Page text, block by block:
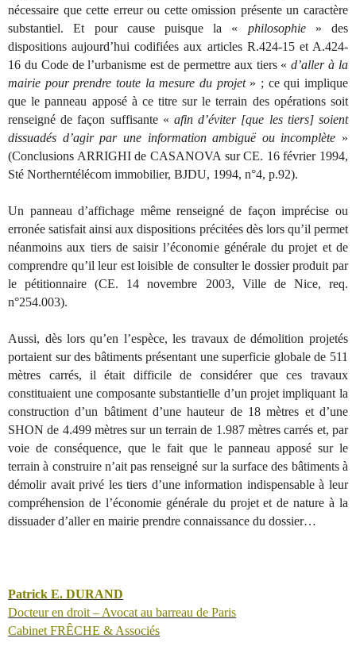
nécessaire que cette erreur ou cette omission présente un caractère
substantiel. Et pour cause puisque la « philosophie» des
dispositions aujourd’hui codifiées aux articles R.424-15 et A.424-
16 du Code de l’urbanisme est de permettre aux tiers «d’aller à la
mairie pour prendre toute la mesure du projet » ; ce qui implique
que le panneau apposé à ce titre sur le terrain des opérations soit
renseigné de façon suffisante « afin d’éviter [que les tiers] soient
dissuadés d’agir par une information ambiguë ou incomplète »
(Conclusions ARRIGHI de CASANOVA sur CE. 16 février 1994,
Sté Northerntélécom immobilier, BJDU, 1994, n°4, p.92).
Un panneau d’affichage même renseigné de façon imprécise ou
erronée satisfait ainsi aux dispositions précitées dès lors qu’il permet
néanmoins aux tiers de saisir l’économie générale du projet et de
comprendre qu’il leur est loisible de consulter le dossier produit par
le pétitionnaire (CE. 14 novembre 2003, Ville de Nice, req.
n°254.003).
Aussi, dès lors qu’en l’espèce, les travaux de démolition projetés
portaient sur des bâtiments présentant une superficie globale de 511
mètres carrés, il était difficile de considérer que ces travaux
constituaient une composante substantielle d’un projet impliquant la
construction d’un bâtiment d’une hauteur de 18 mètres et d’une
SHON de 4.499 mètres sur un terrain de 1.987 mètres carrés et, par
voie de conséquence, que le fait que le panneau apposé sur le
terrain à construire n’ait pas renseigné sur la surface des bâtiments à
démolir avait privé les tiers d’une information indispensable à leur
compréhension de l’économie générale du projet et de nature à la
dissuader d’aller en mairie prendre connaissance du dossier…
Patrick E. DURAND
Docteur en droit – Avocat au barreau de Paris
Cabinet FRÊCHE & Associés